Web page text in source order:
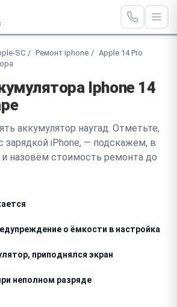
SC Ремонт iphone
Apple 14 Pro
Iphone 14
аккумулятор наугад. Отметьте,
зарядкой iPhone, — подскажем, в
и назовём стоимость ремонта до
о ёмкости в настройках
приподнялся экран
неполном разряде